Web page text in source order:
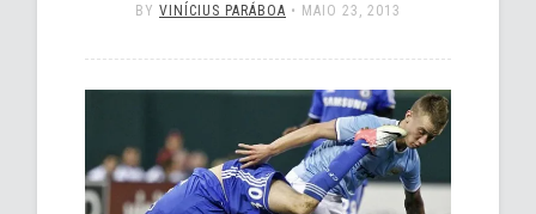
BY VINÍCIUS PARÁBOA • MAIO 23, 2013